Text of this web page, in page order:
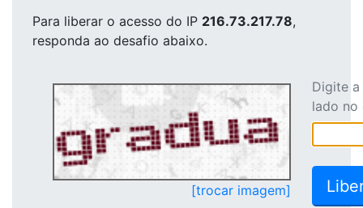
Para liberar o acesso do IP 216.73.217.78,
responda ao desafio abaixo.
[trocar imagem]
Digite
lado no